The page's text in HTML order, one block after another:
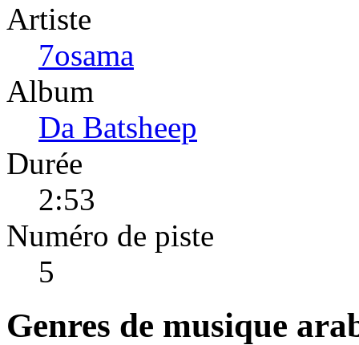
Artiste
7osama
Album
Da Batsheep
Durée
2:53
Numéro de piste
5
Genres de musique